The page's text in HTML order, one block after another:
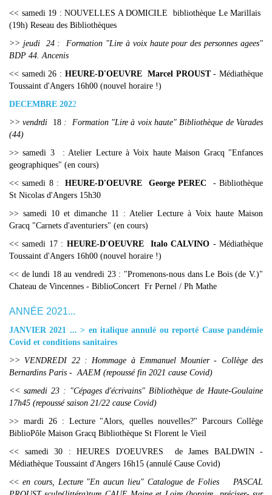
<< samedi 19 : NOUVELLES A DOMICILE bibliothèque Le Marillais
(19h) Reseau des Bibliothèques
>> jeudi
24 : Formation "Lire à voix haute pour des personnes agees"
BDP 44. Ancenis
<< samedi 26 : HEURE-D'OEUVRE Marcel PROUST- Médiathèque
Toussaint d'Angers 16h00 (nouvel horaire !)
DECEMBRE 2022
>> vendrdi
18 : Formation "Lire à voix haute" Bibliothèque de Varades
(44)
>> samedi 3 : Atelier Lecture à Voix haute Maison Gracq "Enfances
geographiques" (en cours)
<< samedi 8 :HEURE-D'OEUVRE George PEREC
- Bibliothèque
St Nicolas d'Angers 15h30
>> samedi 10 et dimanche 11 : Atelier Lecture à Voix haute Maison
Gracq "Carnets d'aventuriers" (en cours)
<< samedi 17 : HEURE-D'OEUVRE Italo CALVINO - Médiathèque
Toussaint d'Angers 16h00 (nouvel horaire !)
<< de lundi 18 au vendredi 23 : "Promenons-nous dans Le Bois (de V.)"
Chateau de Vincennes - BiblioConcert Fr Pernel / Ph Mathe
ANNÉE 2021...
JANVIER 2021 ... > en italique annulé ou reporté Cause pandémie
Covid et conditions sanitaires
>> VENDREDI 22 : Hommage à Emmanuel Mounier - Collège des
Bernardins Paris - AAEM (repoussé fin 2021 cause Covid)
<< samedi 23 : "Cépages d'écrivains" Bibliothèque de Haute-Goulaine
17h45 (repoussé saison 21/22 cause Covid)
>> mardi 26 : Lecture "Alors, quelles nouvelles?" Parcours Collège
BiblioPôle Maison Gracq Bibliothèque St Florent le Vieil
<< samedi 30 : HEURES D'OEUVRES de James BALDWIN -
Médiathèque Toussaint d'Angers 16h15 (annulé Cause Covid)
<< en cours, Lecture "En aucun lieu" Catalogue de Folies PASCAL